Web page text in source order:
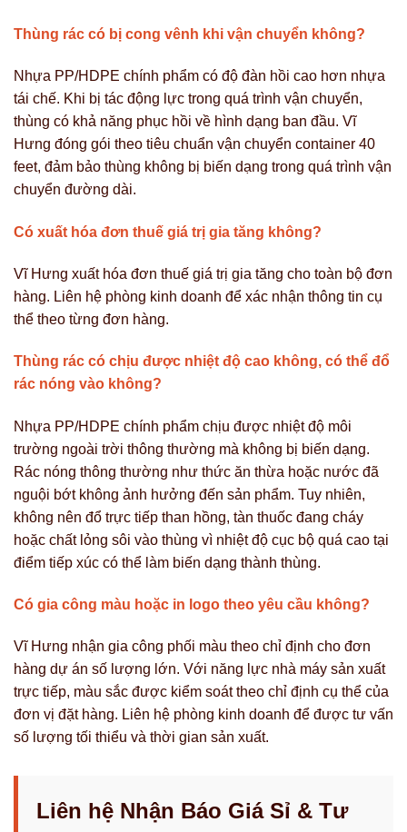
Thùng rác có bị cong vênh khi vận chuyển không?
Nhựa PP/HDPE chính phẩm có độ đàn hồi cao hơn nhựa
tái chế. Khi bị tác động lực trong quá trình vận chuyển,
thùng có khả năng phục hồi về hình dạng ban đầu. Vĩ
Hưng đóng gói theo tiêu chuẩn vận chuyển container 40
feet, đảm bảo thùng không bị biến dạng trong quá trình vận
chuyển đường dài.
Có xuất hóa đơn thuế giá trị gia tăng không?
Vĩ Hưng xuất hóa đơn thuế giá trị gia tăng cho toàn bộ đơn
hàng. Liên hệ phòng kinh doanh để xác nhận thông tin cụ
thể theo từng đơn hàng.
Thùng rác có chịu được nhiệt độ cao không, có thể đổ
rác nóng vào không?
Nhựa PP/HDPE chính phẩm chịu được nhiệt độ môi
trường ngoài trời thông thường mà không bị biến dạng.
Rác nóng thông thường như thức ăn thừa hoặc nước đã
nguội bớt không ảnh hưởng đến sản phẩm. Tuy nhiên,
không nên đổ trực tiếp than hồng, tàn thuốc đang cháy
hoặc chất lỏng sôi vào thùng vì nhiệt độ cục bộ quá cao tại
điểm tiếp xúc có thể làm biến dạng thành thùng.
Có gia công màu hoặc in logo theo yêu cầu không?
Vĩ Hưng nhận gia công phối màu theo chỉ định cho đơn
hàng dự án số lượng lớn. Với năng lực nhà máy sản xuất
trực tiếp, màu sắc được kiểm soát theo chỉ định cụ thể của
đơn vị đặt hàng. Liên hệ phòng kinh doanh để được tư vấn
số lượng tối thiểu và thời gian sản xuất.
Liên hệ Nhận Báo Giá Sỉ & Tư